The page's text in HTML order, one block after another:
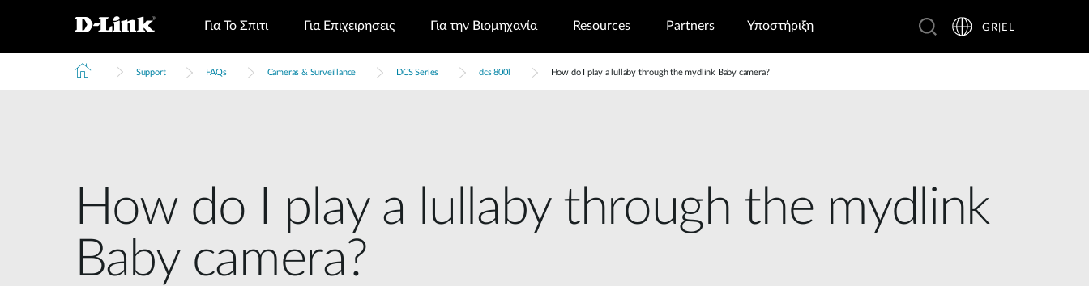
Για Το Σπιτι Για Επιχειρησεις Για την Βιομηχανία Resources Partners Υποστήριξη GR|EL
Support FAQs Cameras & Surveillance DCS Series dcs 800l How do I play a lullaby through the mydlink Baby camera?
How do I play a lullaby through the mydlink
Baby camera?